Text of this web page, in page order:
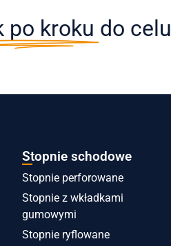
po kroku do celu
Stopnie schodowe
Stopnie perforowane
Stopnie z wkładkami
gumowymi
Stopnie ryflowane